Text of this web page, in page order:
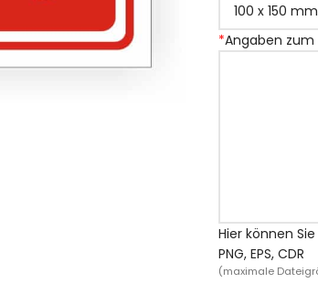
*Angaben
Hier können
PNG, EPS, CDR
(maximale